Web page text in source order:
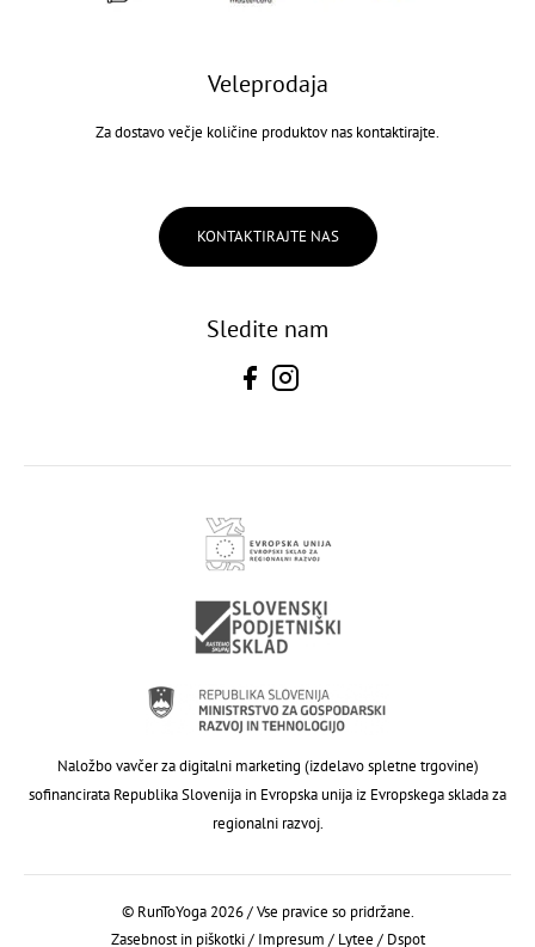
Veleprodaja
Za dostavo večje količine produktov nas kontaktirajte.
KONTAKTIRAJTE NAS
Sledite nam
Naložbo vavčer za digitalni marketing (izdelavo spletne trgovine)
sofinancirata Republika Slovenija in Evropska unija iz Evropskega sklada za
regionalni razvoj.
© RunToYoga 2026 / Vse pravice so pridržane.
Zasebnost in piškotki/ Impresum / Lytee / Dspot